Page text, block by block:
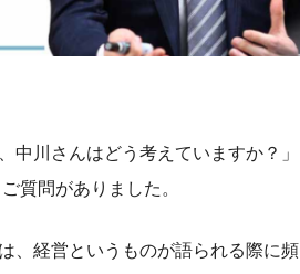
中川さんはどう考えていますか？」
質問がありました。
、経営というものが語られる際に頻